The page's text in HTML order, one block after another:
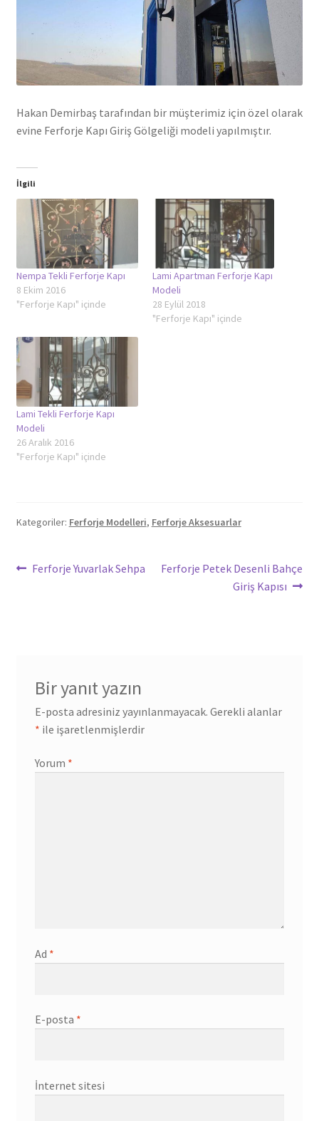
Hakan Demirbaş tarafından bir müşterimiz için özel olarak
evine Ferforje Kapı Giriş Gölgeliği modeli yapılmıştır.
İlgili
Nempa Tekli Ferforje Kapı
8 Ekim 2016
"Ferforje Kapı" içinde
Lami Apartman Ferforje Kapı
Modeli
28 Eylül 2018
"Ferforje Kapı" içinde
Lami Tekli Ferforje Kapı
Modeli
26 Aralık 2016
"Ferforje Kapı" içinde
Kategoriler: Ferforje Modelleri, Ferforje Aksesuarlar
Yazı
Önceki
Ferforje Yuvarlak Sehpa
Sonraki
Ferforje Petek Desenli Bahçe
Giriş Kapısı
Bir yanıt yazın
E-posta adresiniz yayınlanmayacak. Gerekli alanlar
* ile işaretlenmişlerdir
Yorum *
Ad *
E-posta *
İnternet sitesi